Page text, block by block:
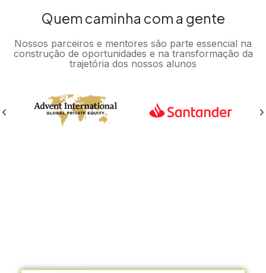
Quem caminha com a gente
Nossos parceiros e mentores são parte essencial na
construção de oportunidades e na transformação da
trajetória dos nossos alunos